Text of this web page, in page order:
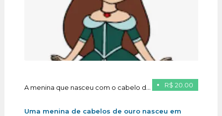
R$ 20.00
A menina que nasceu com o cabelo de ouro
Uma menina de cabelos de ouro nasceu em